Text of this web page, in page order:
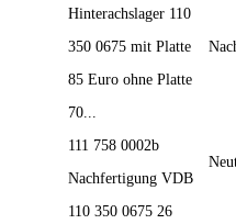
Hinterachslager 110
350 0675 mit Platte
85 Euro ohne Platte
70...
111 758 0002b
Nachfertigung VDB
110 350 0675 26